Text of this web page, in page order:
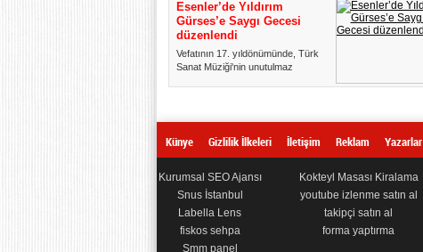
yılında ha...
Esenler’de Yıldırım
Gürses’e Saygı Gecesi
düzenlendi
Vefatının 17. yıldönümünde, Türk
Sanat Müziği'nin unutulmaz
Künye Gizlilik İlkeleri İletişim Reklam Yazarlar
Kurumsal SEO Ajansı
Snus İstanbul
Labella Lens
fiskos sehpa
Smm panel
Kokteyl Masası Kiralama
youtube izlenme satın al
takipçi satın al
forma yaptırma